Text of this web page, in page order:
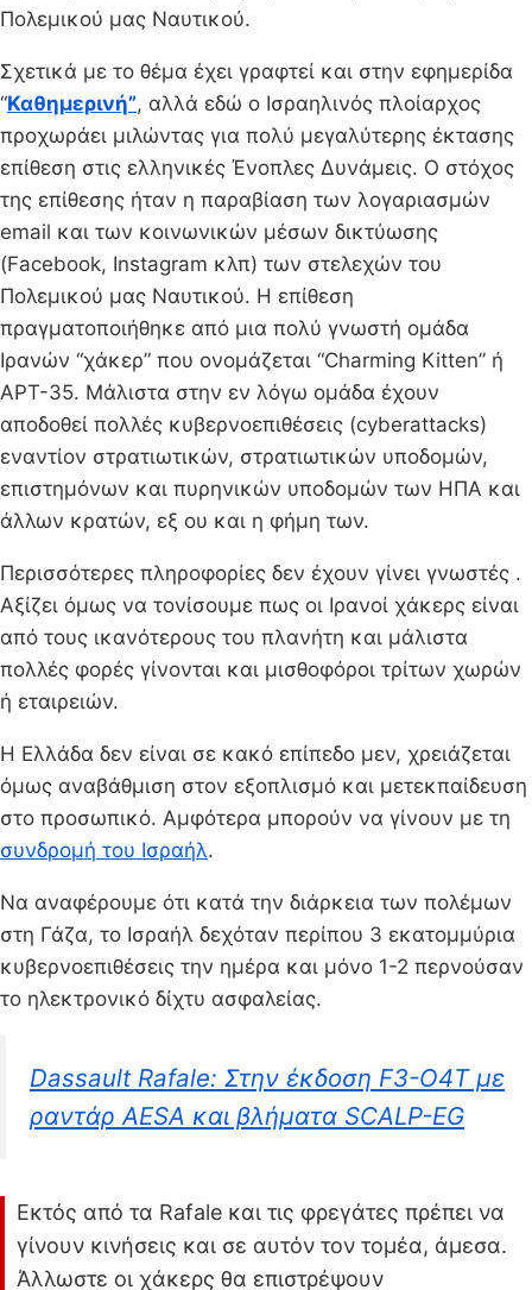
Πολεμικού μας Ναυτικού.
Σχετικά με το θέμα έχει γραφτεί και στην εφημερίδα
“Καθημερινή”, αλλά εδώ ο Ισραηλινός πλοίαρχος
προχωράει μιλώντας για πολύ μεγαλύτερης έκτασης
επίθεση στις ελληνικές Ένοπλες Δυνάμεις. Ο στόχος
της επίθεσης ήταν η παραβίαση των λογαριασμών
email και των κοινωνικών μέσων δικτύωσης
(Facebook, Instagram κλπ) των στελεχών του
Πολεμικού μας Ναυτικού. Η επίθεση
πραγματοποιήθηκε από μια πολύ γνωστή ομάδα
Ιρανών “χάκερ” που ονομάζεται “Charming Kitten” ή
APT-35. Μάλιστα στην εν λόγω ομάδα έχουν
αποδοθεί πολλές κυβερνοεπιθέσεις (cyberattacks)
εναντίον στρατιωτικών, στρατιωτικών υποδομών,
επιστημόνων και πυρηνικών υποδομών των ΗΠΑ και
άλλων κρατών, εξ ου και η φήμη των.
Περισσότερες πληροφορίες δεν έχουν γίνει γνωστές .
Αξίζει όμως να τονίσουμε πως οι Ιρανοί χάκερς είναι
από τους ικανότερους του πλανήτη και μάλιστα
πολλές φορές γίνονται και μισθοφόροι τρίτων χωρών
ή εταιρειών.
Η Ελλάδα δεν είναι σε κακό επίπεδο μεν, χρειάζεται
όμως αναβάθμιση στον εξοπλισμό και μετεκπαίδευση
στο προσωπικό. Αμφότερα μπορούν να γίνουν με τη
συνδρομή του Ισραήλ.
Να αναφέρουμε ότι κατά την διάρκεια των πολέμων
στη Γάζα, το Ισραήλ δεχόταν περίπου 3 εκατομμύρια
κυβερνοεπιθέσεις την ημέρα και μόνο 1-2 περνούσαν
το ηλεκτρονικό δίχτυ ασφαλείας.
Dassault Rafale: Στην έκδοση F3-O4T με
ραντάρ AESA και βλήματα SCALP-EG
Εκτός από τα Rafale και τις φρεγάτες πρέπει να
γίνουν κινήσεις και σε αυτόν τον τομέα, άμεσα.
Άλλωστε οι χάκερς θα επιστρέψουν